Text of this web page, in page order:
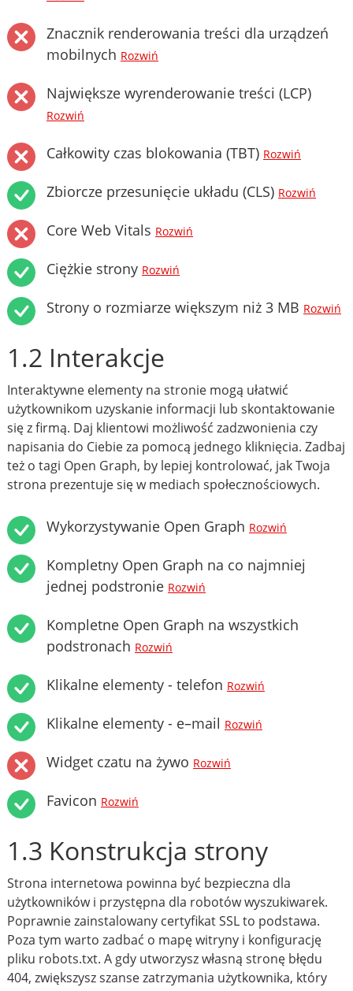
Znacznik renderowania treści dla urządzeń
mobilnych Rozwiń
Największe wyrenderowanie treści (LCP)
Rozwiń
Całkowity czas blokowania (TBT) Rozwiń
Zbiorcze przesunięcie układu (CLS) Rozwiń
Core Web Vitals Rozwiń
Ciężkie strony Rozwiń
Strony o rozmiarze większym niż 3 MB Rozwiń
1.2 Interakcje
Interaktywne elementy na stronie mogą ułatwić
użytkownikom uzyskanie informacji lub skontaktowanie
się z firmą. Daj klientowi możliwość zadzwonienia czy
napisania do Ciebie za pomocą jednego kliknięcia. Zadbaj
też o tagi Open Graph, by lepiej kontrolować, jak Twoja
strona prezentuje się w mediach społecznościowych.
Wykorzystywanie Open Graph Rozwiń
Kompletny Open Graph na co najmniej
jednej podstronie Rozwiń
Kompletne Open Graph na wszystkich
podstronach Rozwiń
Klikalne elementy - telefon Rozwiń
Klikalne elementy - e–mail Rozwiń
Widget czatu na żywo Rozwiń
Favicon Rozwiń
1.3 Konstrukcja strony
Strona internetowa powinna być bezpieczna dla
użytkowników i przystępna dla robotów wyszukiwarek.
Poprawnie zainstalowany certyfikat SSL to podstawa.
Poza tym warto zadbać o mapę witryny i konfigurację
pliku robots.txt. A gdy utworzysz własną stronę błędu
404, zwiększysz szanse zatrzymania użytkownika, który